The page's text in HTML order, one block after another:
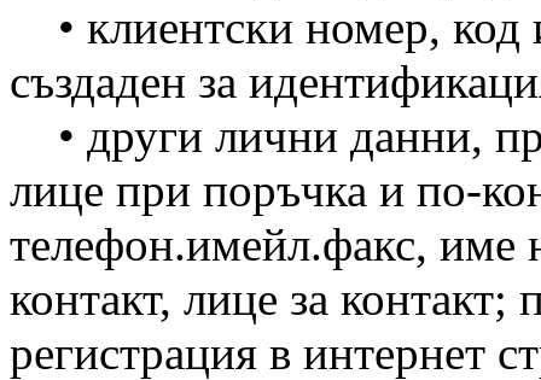
• клиентски номер, код
създаден за
• други лични данни,
лице при поръчка и по-
телефон.имейл.факс, име
контакт, лице за
регистрация в интернет